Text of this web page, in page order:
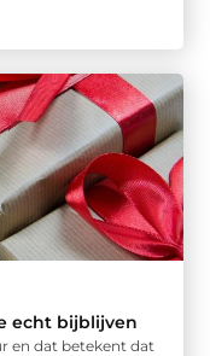
echt bijblijven
en dat betekent dat